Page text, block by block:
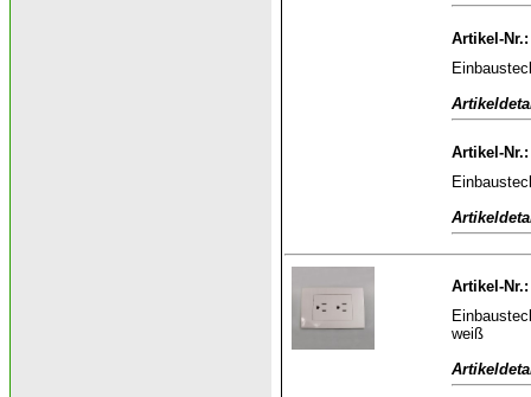
Artikel-Nr.:
Artikel-Nr.:
Artikel-Nr.:
weiß